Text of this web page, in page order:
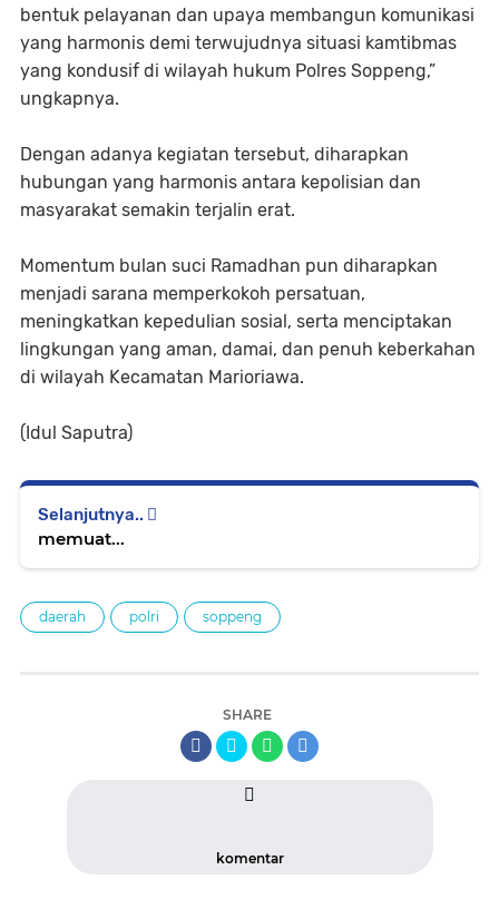
bentuk pelayanan dan upaya membangun komunikasi
yang harmonis demi terwujudnya situasi kamtibmas
yang kondusif di wilayah hukum Polres Soppeng,”
ungkapnya.
Dengan adanya kegiatan tersebut, diharapkan
hubungan yang harmonis antara kepolisian dan
masyarakat semakin terjalin erat.
Momentum bulan suci Ramadhan pun diharapkan
menjadi sarana memperkokoh persatuan,
meningkatkan kepedulian sosial, serta menciptakan
lingkungan yang aman, damai, dan penuh keberkahan
di wilayah Kecamatan Marioriawa.
(Idul Saputra)
Selanjutnya..
memuat...
daerah polri soppeng
SHARE
komentar